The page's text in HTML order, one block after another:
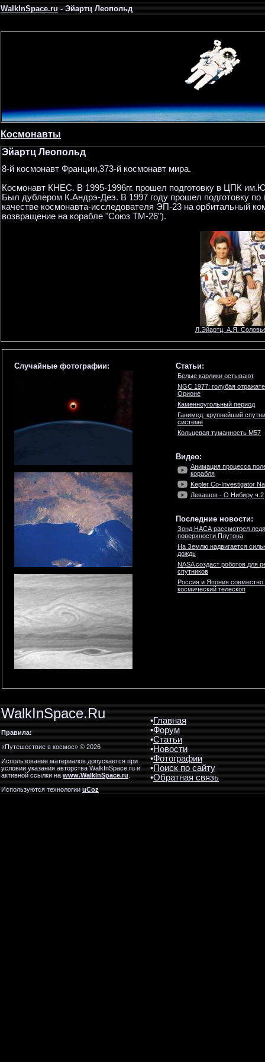
WalkInSpace.ru- Эйартц Леопольд
Космонавты
Эйартц Леопольд
8-й космонавт Франции,373-й космонавт мира.
Космонавт КНЕС. В 1995-1996гг. прошел подготовку в ЦПК
Был дублером К.Андрэ-Деэ. В 1997 году прошел подготовку по
качестве космонавта-исследователя ЭП-23 на орбитальный
возвращение на корабле "Союз ТМ-26").
Л.Эйартц, А.Я.
Случайные фотографии: Статьи:
Белые карлики остывают
NGC 1977: голубая
Орионе
Каменноугольный период
Ганимед: крупнейший
системе
Кольцевая туманность М57
Видео:
Анимация процесса
корабля
Kepler Co-Investigator
Левашов - О Нибиру ч.2
Последние новости:
Зонд НАСА рассмотрел
поверхности Плутона
На Землю надвигается
дождь
NASA создаст роботов для
спутников
Россия и Япония совместно
космический телескоп
WalkInSpace.Ru
Правила:
«Путешествие в космос» © 2026
Использование материалов допускается при
условии указания авторства WalkInSpace.ru и
активной ссылки наwww.WalkInSpace.ru.
Используются технологииuCoz
•Главная
•Форум
•Статьи
•Новости
•Фотографии
•Поиск по сайту
•Обратная связь